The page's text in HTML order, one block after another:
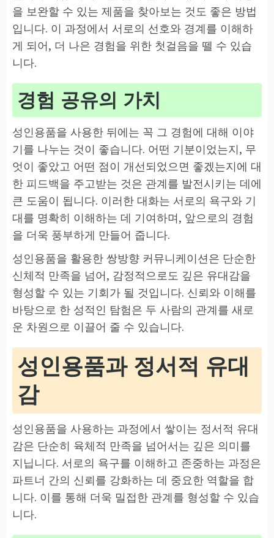
을 보완할 수 있는 제품을 찾아보는 것도 좋은 방법
입니다. 이 과정에서 서로의 선호와 경계를 이해하
게 되어, 더 나은 경험을 위한 첫걸음을 뗄 수 있습
니다.
경험 공유의 가치
성인용품을 사용한 뒤에는 꼭 그 경험에 대해 이야
기를 나누는 것이 좋습니다. 어떤 기분이었는지, 무
엇이 좋았고 어떤 점이 개선되었으면 좋겠는지에 대
한 피드백을 주고받는 것은 관계를 발전시키는 데에
큰 도움이 됩니다. 이러한 대화는 서로의 욕구와 기
대를 명확히 이해하는 데 기여하며, 앞으로의 경험
을 더욱 풍부하게 만들어 줍니다.
성인용품을 활용한 쌍방향 커뮤니케이션은 단순한
신체적 만족을 넘어, 감정적으로도 깊은 유대감을
형성할 수 있는 기회가 될 것입니다. 신뢰와 이해를
바탕으로 한 성적인 탐험은 두 사람의 관계를 새로
운 차원으로 이끌어 줄 수 있습니다.
성인용품과 정서적 유대
감
성인용품을 사용하는 과정에서 쌓이는 정서적 유대
감은 단순히 육체적 만족을 넘어서는 깊은 의미를
지닙니다. 서로의 욕구를 이해하고 존중하는 과정은
파트너 간의 신뢰를 강화하는 데 중요한 역할을 합
니다. 이를 통해 더욱 밀접한 관계를 형성할 수 있습
니다.